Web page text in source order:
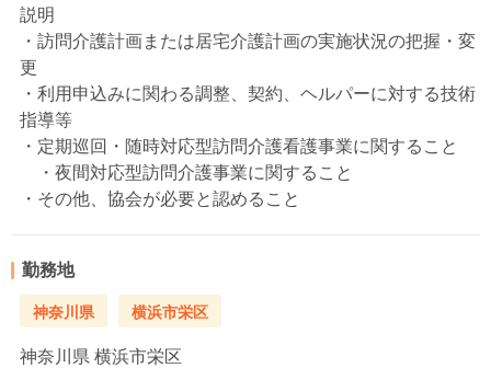
説明
・訪問介護計画または居宅介護計画の実施状況の把握・変
更
・利用申込みに関わる調整、契約、ヘルパーに対する技術
指導等
・定期巡回・随時対応型訪問介護看護事業に関すること
・夜間対応型訪問介護事業に関すること
・その他、協会が必要と認めること
勤務地
神奈川県 横浜市栄区
神奈川県 横浜市栄区